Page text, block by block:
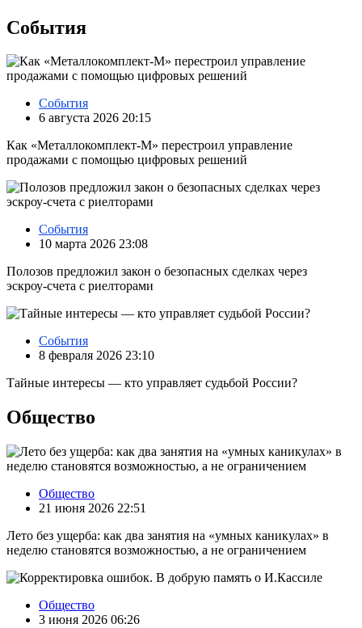
События
События
6 августа 2026 20:15
Как «Металлокомплект-М» перестроил управление
продажами с помощью цифровых решений
События
10 марта 2026 23:08
Полозов предложил закон о безопасных сделках через
эскроу‑счета с риелторами
События
8 февраля 2026 23:10
Тайные интересы — кто управляет судьбой России?
Общество
Общество
21 июня 2026 22:51
Лето без ущерба: как два занятия на «умных каникулах» в
неделю становятся возможностью, а не ограничением
Общество
3 июня 2026 06:26